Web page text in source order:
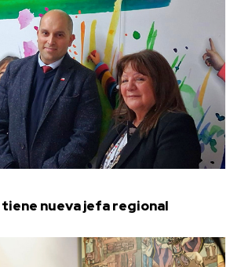
nueva jefa regional